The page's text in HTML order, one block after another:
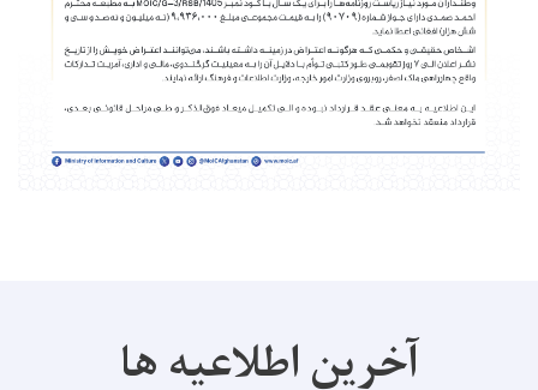
آخرین اطلاعیه ها